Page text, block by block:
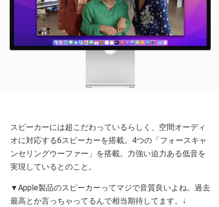
スピーカーには超こだわっているらしく、空間オーディ
オに対応する6スピーカーを搭載。4つの「フォースキャ
ンセリングウーファー」を搭載。力強い迫力ある低音を
実現しているとのこと。
▼Apple製品のスピーカーってマジで音質良いよね。過去
最高とか言っちゃってるんで相当期待してます。↓